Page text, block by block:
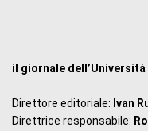
il giornale
Direttore editoriale: Ivan
Direttrice responsabile: